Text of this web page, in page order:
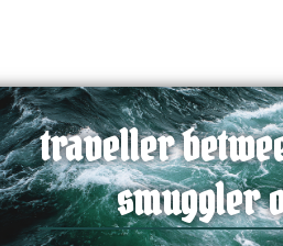
traveller
smuggler